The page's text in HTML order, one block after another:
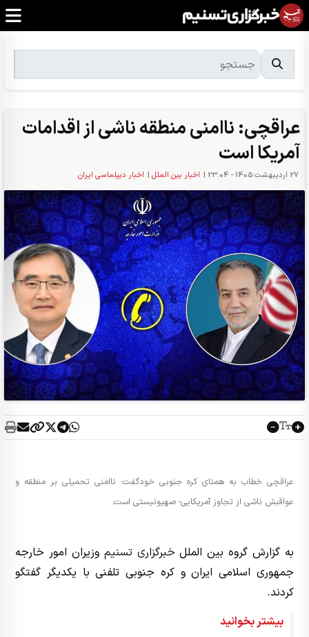
عراقچی: ناامنی منطقه ناشی از اقدامات
آمریکا است
27 ارديبهشت 1405 - 23:04 | اخبار بین الملل | اخبار دیپلماسی ایران
عراقچی خطاب به همتای کره‌ جنوبی خودگفت: ناامنی تحمیلی بر منطقه و
عواقبش ناشی از تجاوز آمریکایی- صهیونیستی است.
به گزارش گروه بین الملل خبرگزاری تسنیم وزیران امور خارجه
جمهوری اسلامی ایران و کره جنوبی تلفنی با یکدیگر گفتگو
کردند.
بیشتر بخوانید